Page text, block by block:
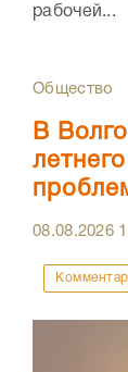
рабочей...
Общество
В
08.08.2026